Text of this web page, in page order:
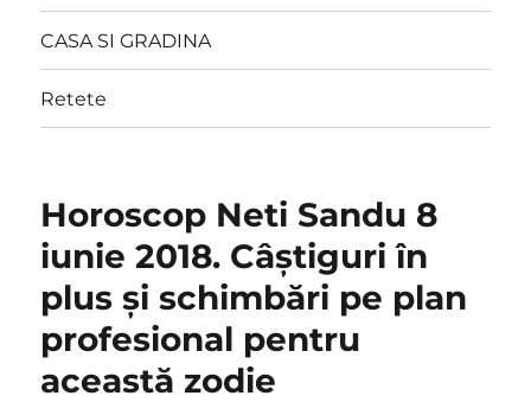
CASA SI GRADINA
Retete
Horoscop Neti Sandu 8
iunie 2018. Câștiguri în
plus și schimbări pe plan
profesional pentru
această zodie